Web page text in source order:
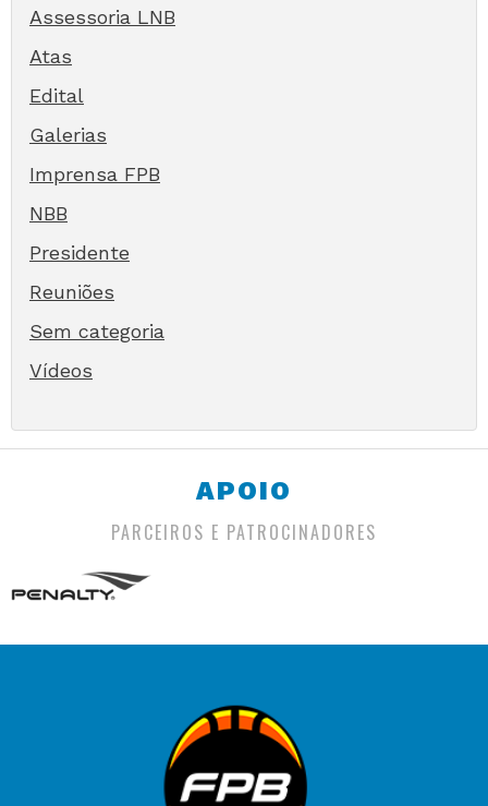
Assessoria LNB
Atas
Edital
Galerias
Imprensa FPB
NBB
Presidente
Reuniões
Sem categoria
Vídeos
APOIO
PARCEIROS E PATROCINADORES